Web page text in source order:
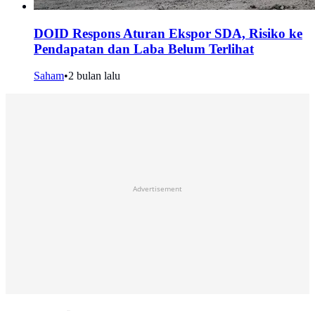
DOID Respons Aturan Ekspor SDA, Risiko ke
Pendapatan dan Laba Belum Terlihat
Saham•2 bulan lalu
Advertisement